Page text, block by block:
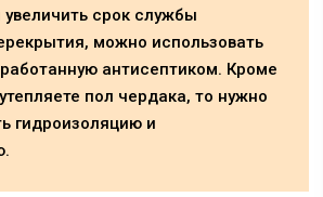
срок службы
можно использовать
антисептиком. Кроме
пол чердака, то нужно
гидроизоляцию и